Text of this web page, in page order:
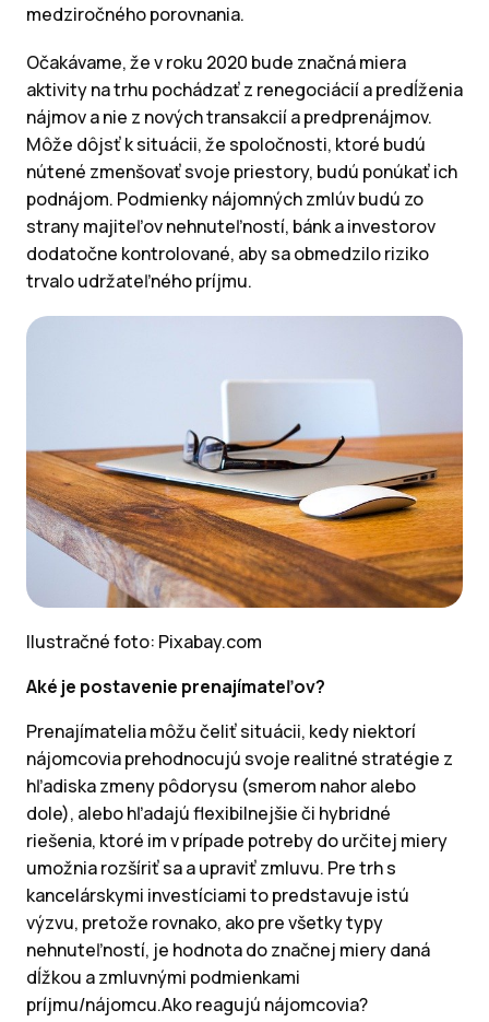
medziročného porovnania.
Očakávame, že v roku 2020 bude značná miera
aktivity na trhu pochádzať z renegociácií a predĺženia
nájmov a nie z nových transakcií a predprenájmov.
Môže dôjsť k situácii, že spoločnosti, ktoré budú
nútené zmenšovať svoje priestory, budú ponúkať ich
podnájom. Podmienky nájomných zmlúv budú zo
strany majiteľov nehnuteľností, bánk a investorov
dodatočne kontrolované, aby sa obmedzilo riziko
trvalo udržateľného príjmu.
Ilustračné foto: Pixabay.com
Aké je postavenie prenajímateľov?
Prenajímatelia môžu čeliť situácii, kedy niektorí
nájomcovia prehodnocujú svoje realitné stratégie z
hľadiska zmeny pôdorysu (smerom nahor alebo
dole), alebo hľadajú flexibilnejšie či hybridné
riešenia, ktoré im v prípade potreby do určitej miery
umožnia rozšíriť sa a upraviť zmluvu. Pre trh s
kancelárskymi investíciami to predstavuje istú
výzvu, pretože rovnako, ako pre všetky typy
nehnuteľností, je hodnota do značnej miery daná
dĺžkou a zmluvnými podmienkami
príjmu/nájomcu.Ako reagujú nájomcovia?